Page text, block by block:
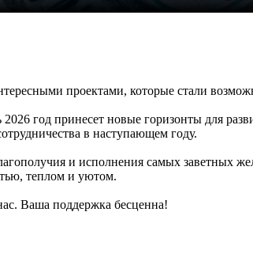
проектами, которые стали
год принесет новые горизонты для
в наступающем году.
и исполнения самых заветных
теплом и уютом.
Ваша поддержка бесценна!